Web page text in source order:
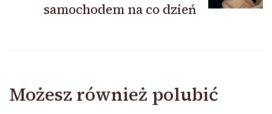
samochodem na co dzień
Możesz również polubić